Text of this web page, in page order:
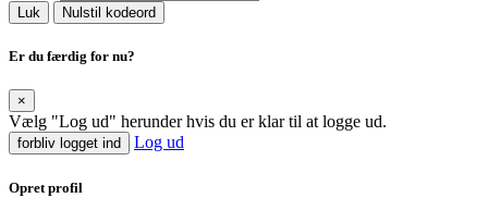
Luk Nulstil kodeord
Er du færdig for nu?
×
Vælg "Log ud" herunder hvis du er klar til at logge ud.
forbliv logget ind Log ud
Opret profil